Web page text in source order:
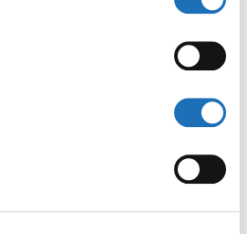
una nuova sala